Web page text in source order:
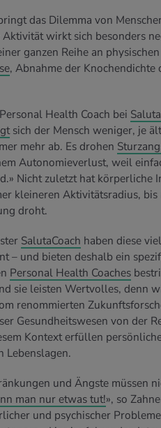
das Dilemma von
wirkt sich besonders
ganzen Reihe an
, Abnahme der Knochendichte
Health Coach bei
sich der Mensch weniger, je
mehr ab. Es drohen
Autonomieverlust, weil
Nicht zuletzt hat körperliche
kleineren Aktivitätsradius,
droht.
SalutaCoach haben diese
– und bieten deshalb ein
Personal Health Coaches
sie leisten Wertvolles, denn
renommierten
Gesundheitswesen von der
Kontext erfüllen
Lebenslagen.
und Ängste müssen
man nur etwas tut!», so
und psychischer